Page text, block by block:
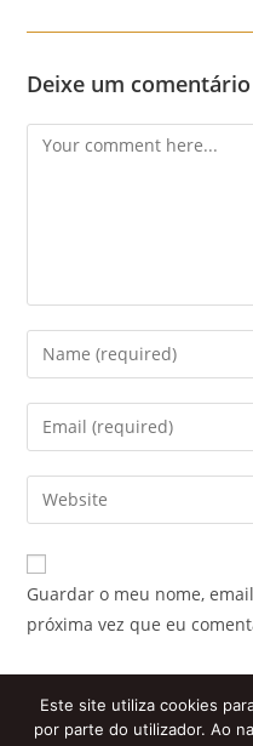
Deixe um comentário
Comment
Enter
your
name
comment
Enter
your
email
address
comment
Enter
your
website
URL
Guardar o meu nome,
próxima vez que eu
Este site utiliza cookies
por parte do utilizador. Ao